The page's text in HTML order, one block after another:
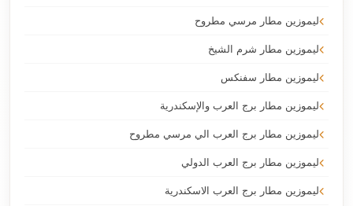
ليموزين مطار مرسي مطروح
ليموزين مطار شرم الشيخ
ليموزين مطار سفنكس
ليموزين مطار برج العرب والإسكندرية
ليموزين مطار برج العرب الي مرسي مطروح
ليموزين مطار برج العرب الدولي
ليموزين مطار برج العرب الاسكندرية